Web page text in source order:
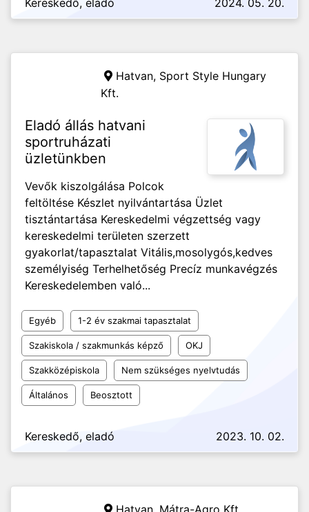
Kereskedő, eladó 2024. 05. 20.
Hatvan, Sport Style Hungary
Kft.
Eladó állás hatvani
sportruházati
üzletünkben
Vevők kiszolgálása Polcok
feltöltése Készlet nyilvántartása Üzlet
tisztántartása Kereskedelmi végzettség vagy
kereskedelmi területen szerzett
gyakorlat/tapasztalat Vitális,mosolygós,kedves
személyiség Terhelhetőség Precíz munkavégzés
Kereskedelemben való...
Egyéb 1-2 év szakmai tapasztalat
Szakiskola / szakmunkás képző OKJ
Szakközépiskola Nem szükséges nyelvtudás
Általános Beosztott
Kereskedő, eladó 2023. 10. 02.
Hatvan, Mátra-Agro Kft.